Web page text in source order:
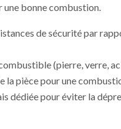
une bonne combustion.
de sécurité par
(pierre, verre,
la pièce pour une
dédiée pour éviter la